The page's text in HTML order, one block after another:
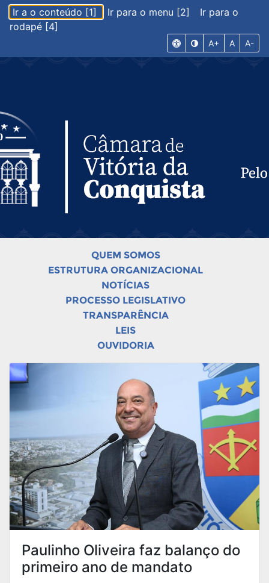
Ir a o conteúdo [1] Ir para o menu [2]
Ir para o
rodapé [4]
A+ A A-
QUEM SOMOS
ESTRUTURA ORGANIZACIONAL
NOTÍCIAS
PROCESSO LEGISLATIVO
TRANSPARÊNCIA
LEIS
OUVIDORIA
Paulinho Oliveira faz balanço do
primeiro ano de mandato